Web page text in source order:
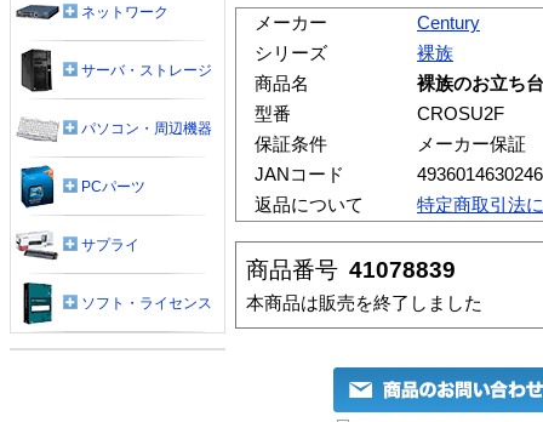
メーカー
Century
シリーズ
裸族
商品名
裸族のお立ち
型番
CROSU2F
保証条件
メーカー保証
JANコード
4936014630246
返品について
特定商取引法
商品番号 41078839
本商品は販売を終了しました
ネットワーク
サーバ・ストレージ
パソコン・周辺機器
PCパーツ
サプライ
ソフト・ライセンス